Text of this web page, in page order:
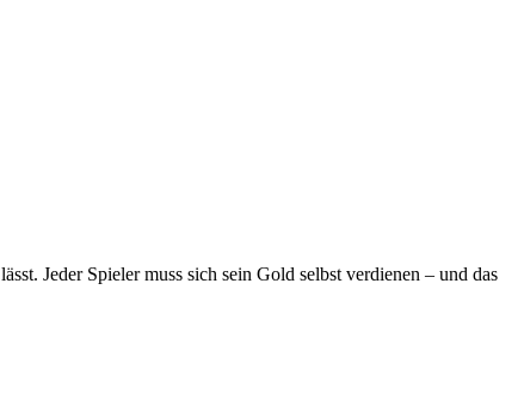
Jeder Spieler muss sich sein Gold selbst verdienen – und das